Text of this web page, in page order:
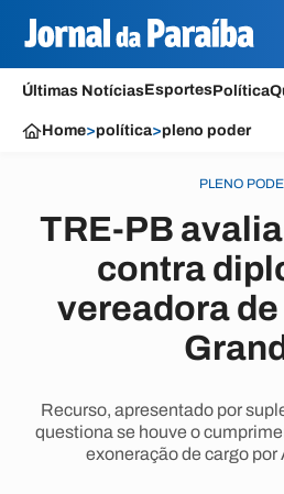
Últimas NotíciasEsportesPolítica
Home>política>pleno poder
PLENO
TRE-PB
contra
vereadora
Recurso, apresentado por
questiona se houve o
exoneração de cargo